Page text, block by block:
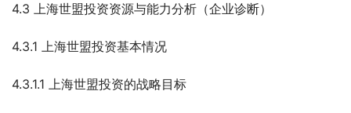
4.3 上海世盟投资资源与能力分析（企业诊断）
4.3.1 上海世盟投资基本情况
4.3.1.1 上海世盟投资的战略目标